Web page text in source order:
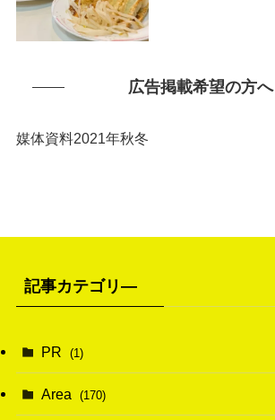
広告掲載希望の方へ
媒体資料2021年秋冬
記事カテゴリ―
PR (1)
Area (170)